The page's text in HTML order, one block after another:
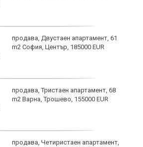
продава, Двустаен апартамент, 61
m2 София, Център, 185000 EUR
продава, Тристаен апартамент, 68
m2 Варна, Трошево, 155000 EUR
продава, Четиристаен апартамент,